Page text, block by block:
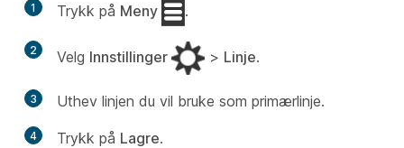
1 Trykk på Meny .
2 Velg Innstillinger > Linje.
3 Uthev linjen du vil bruke som primærlinje.
4 Trykk på Lagre.